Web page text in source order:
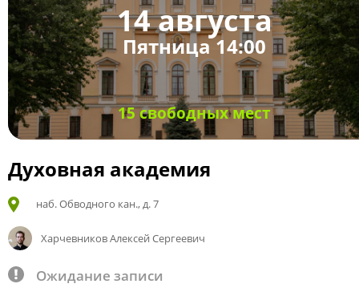
14 августа
Пятница 14:00
15 свободных мест
Духовная академия
наб. Обводного кан., д. 7
Харчевников Алексей Сергеевич
Ожидание записи